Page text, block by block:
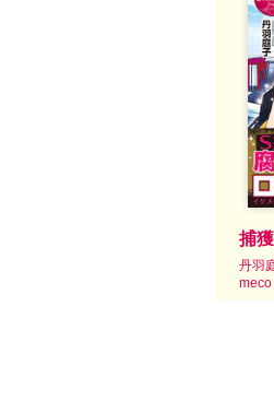
捕
丹羽
meco